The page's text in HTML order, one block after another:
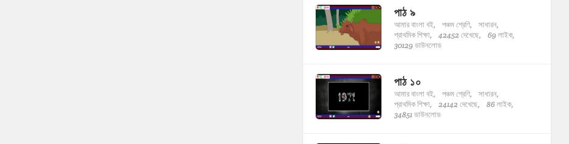
পাঠ ৯
আমার বাংলা বই, পঞ্চম শ্রেণি,
সাধারন,
প্রাথমিক শিক্ষা,
42452 দেখেছে,
69 লাইক,
30129 ডাউনলোড
পাঠ ১০
আমার বাংলা বই, পঞ্চম শ্রেণি,
সাধারন,
প্রাথমিক শিক্ষা,
24142 দেখেছে,
86 লাইক,
34851 ডাউনলোড